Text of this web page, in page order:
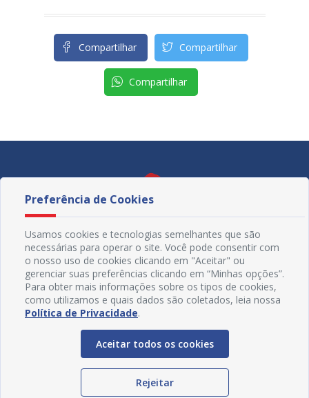
Compartilhar Compartilhar
Compartilhar
Redes Sociais
Preferência de Cookies
Usamos cookies e tecnologias semelhantes que são
necessárias para operar o site. Você pode consentir com
o nosso uso de cookies clicando em "Aceitar" ou
gerenciar suas preferências clicando em “Minhas opções”.
Para obter mais informações sobre os tipos de cookies,
como utilizamos e quais dados são coletados, leia nossa
Política de Privacidade.
Aceitar todos os cookies
Rejeitar